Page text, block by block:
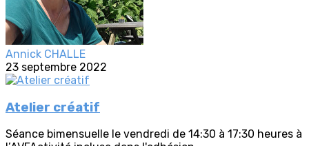
Annick CHALLE
23 septembre 2022
Atelier créatif
Séance bimensuelle le vendredi de 14:30 à 17:30 heures à